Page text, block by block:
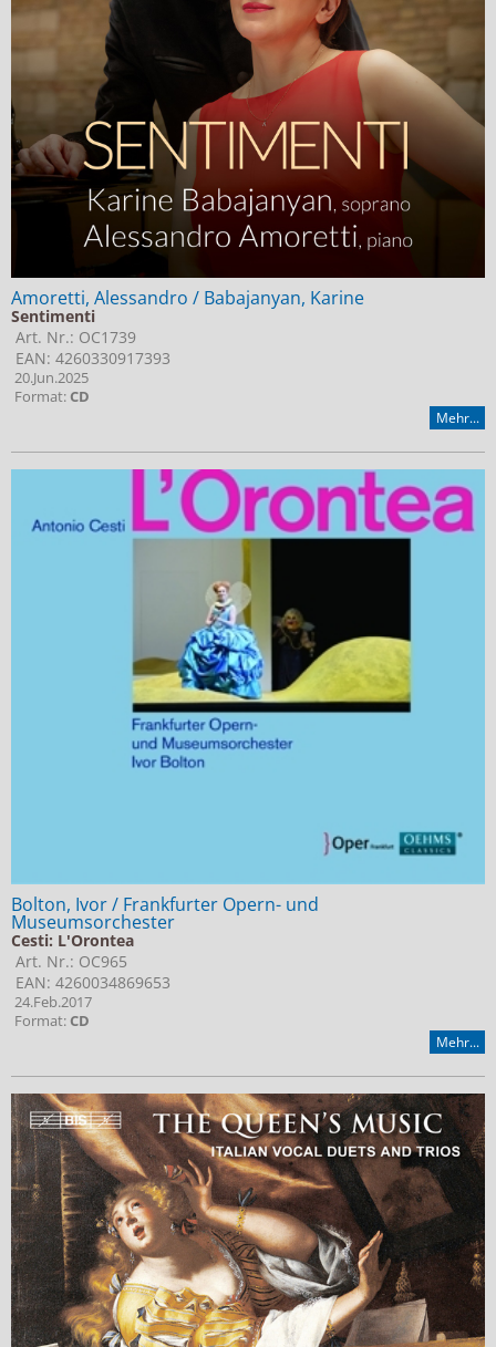
Jobs bei Naxos
Naxos Deutschland Blog
Naxos weltweit
Amoretti, Alessandro / Babajanyan, Karine
Sentimenti
Art. Nr.: OC1739
EAN: 4260330917393
20.Jun.2025
Format:CD
Mehr...
Bolton, Ivor / Frankfurter Opern- und
Museumsorchester
Cesti: L'Orontea
Art. Nr.: OC965
EAN: 4260034869653
24.Feb.2017
Format:CD
Mehr...